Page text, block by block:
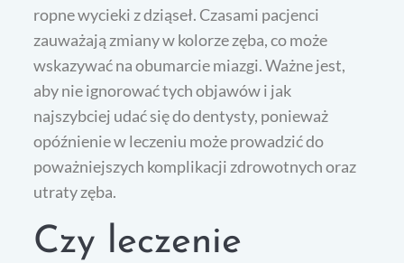
ropne wycieki z dziąseł. Czasami pacjenci
zauważają zmiany w kolorze zęba, co może
wskazywać na obumarcie miazgi. Ważne jest,
aby nie ignorować tych objawów i jak
najszybciej udać się do dentysty, ponieważ
opóźnienie w leczeniu może prowadzić do
poważniejszych komplikacji zdrowotnych oraz
utraty zęba.
Czy leczenie